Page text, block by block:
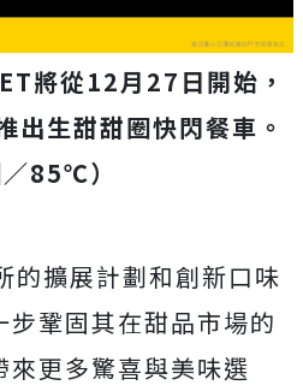
將從12月27日開始，
出生甜甜圈快閃餐車。
／85℃）
擴展計劃和創新口味
鞏固其在甜品市場的
更多驚喜與美味選